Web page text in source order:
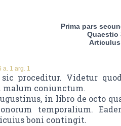
Prima pars
Quaestio
a. 1 arg. 1
proceditur. Videtur
malum coniunctum.
in libro de octo
temporalium.
boni contingit.